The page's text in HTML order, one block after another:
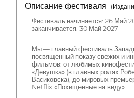
Описание фестиваля
(
Фестиваль начинается: 26
заканчивается: 30 Май 2027
Мы — главный фестиваль
посвященный показу свежих и
фильмов: от любимых
«Девушка» (в главных ролях
Васиковска), до мировых
Netflix «Похищенные на виду».